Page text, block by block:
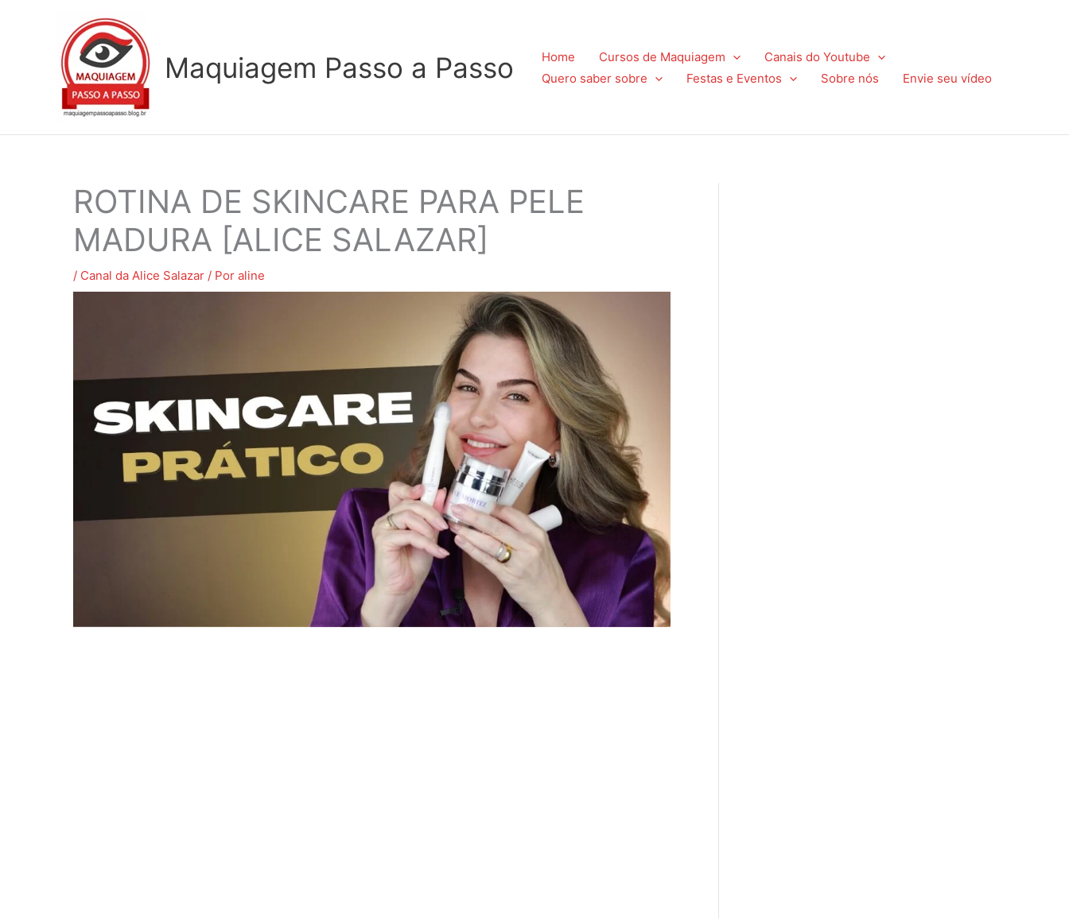
Maquiagem Passo a Passo Home Cursos de Maquiagem
Canais do Youtube
Quero saber sobre
Festas e Eventos Sobre nós Envie seu vídeo
ROTINA DE SKINCARE PARA PELE
MADURA [ALICE SALAZAR]
/ Canal da Alice Salazar / Por aline